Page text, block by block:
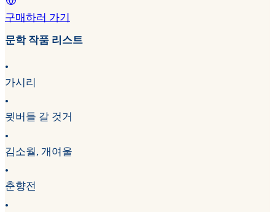
구매하러 가기
문학 작품 리스트
•
가시리
•
묏버들 갈 것거
•
김소월, 개여울
•
춘향전
•